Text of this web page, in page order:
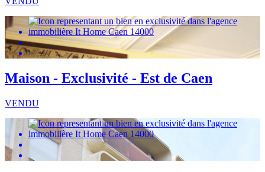
Maison - Exclusivité - Est de Caen
VENDU